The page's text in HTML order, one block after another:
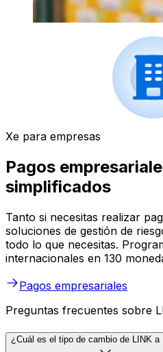
Xe para empresas
Pagos
simplificados
Tanto si necesitas realizar
soluciones de gestión de
todo lo que necesitas.
internacionales en 130
Pagos empresariales
Preguntas frecuentes sobre
¿Cuál es el tipo de cambio de LINK a